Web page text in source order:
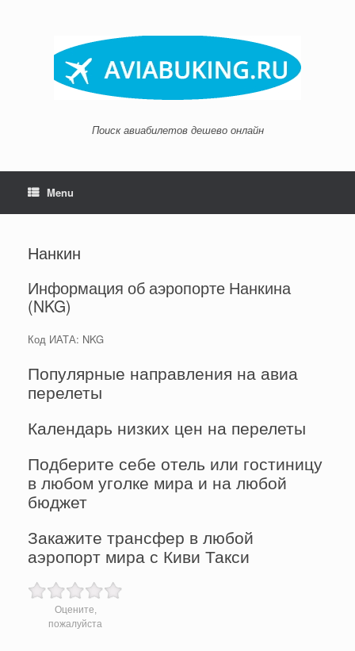
Поиск авиабилетов дешево онлайн
Menu
Нанкин
Информация об аэропорте Нанкина
(NKG)
Код ИАТА: NKG
Популярные направления на авиа
перелеты
Календарь низких цен на перелеты
Подберите себе отель или гостиницу
в любом уголке мира и на любой
бюджет
Закажите трансфер в любой
аэропорт мира с Киви Такси
Оцените,
пожалуйста